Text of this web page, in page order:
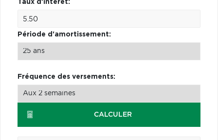
Taux d'intérêt:
Période d'amortissement:
Fréquence des versements:
CALCULER